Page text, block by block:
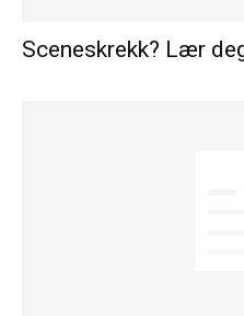
Sceneskrekk? Lær